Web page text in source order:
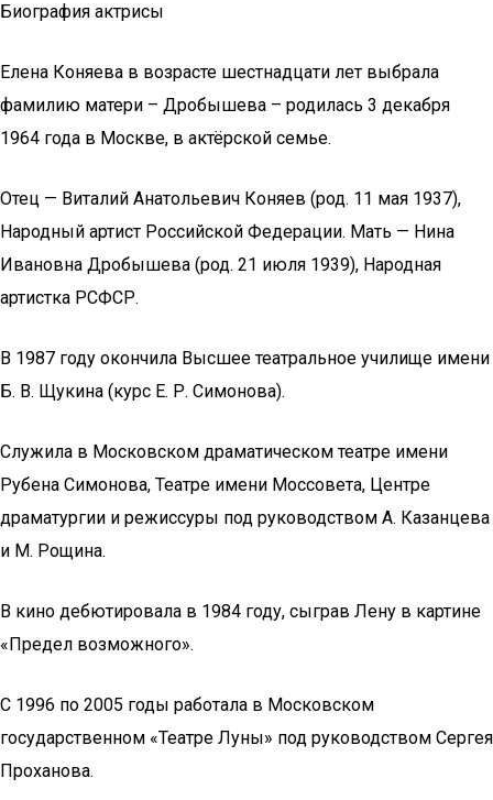
Биография актрисы
Елена Коняева в возрасте шестнадцати лет выбрала
фамилию матери – Дробышева – родилась 3 декабря
1964 года в Москве, в актёрской семье.
Отец — Виталий Анатольевич Коняев (род. 11 мая 1937),
Народный артист Российской Федерации. Мать — Нина
Ивановна Дробышева (род. 21 июля 1939), Народная
артистка РСФСР.
В 1987 году окончила Высшее театральное училище имени
Б. В. Щукина (курс Е. Р. Симонова).
Служила в Московском драматическом театре имени
Рубена Симонова, Театре имени Моссовета, Центре
драматургии и режиссуры под руководством А. Казанцева
и М. Рощина.
В кино дебютировала в 1984 году, сыграв Лену в картине
«Предел возможного».
С 1996 по 2005 годы работала в Московском
государственном «Театре Луны» под руководством Сергея
Проханова.